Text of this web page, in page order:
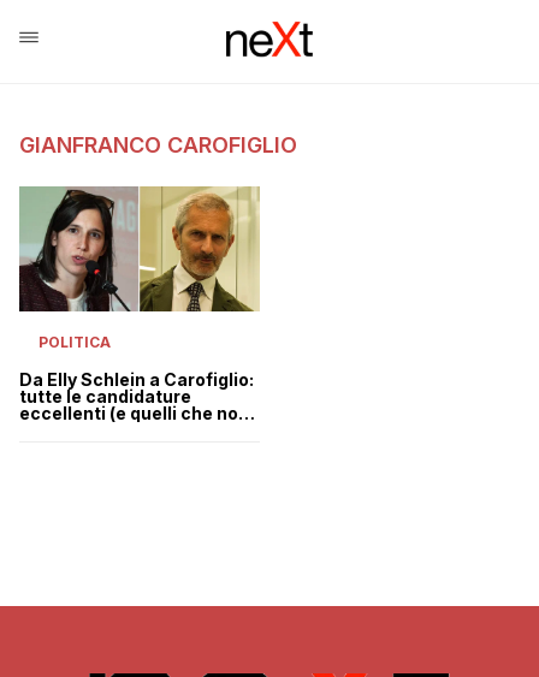
GIANFRANCO CAROFIGLIO
POLITICA
Da Elly Schlein a Carofiglio:
tutte le candidature
eccellenti (e quelli che non